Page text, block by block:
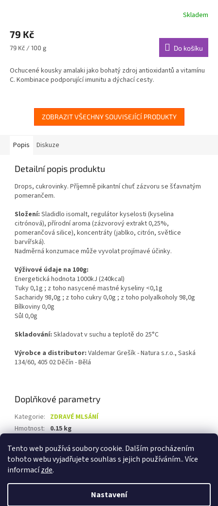
Tento web používá soubory cookie. Dalším procházením
tohoto webu vyjadřujete souhlas s jejich používáním.. Více
informacízde.
Nastavení
Skladem
79 Kč
Měrná
79 Kč / 100 g Do košíku
Ochucené kousky amalaki jako bohatý zdroj antioxidantů a vitamínu
C. Kombinace podporující imunitu a dýchací cesty.
ZOBRAZIT VŠECHNY SOUVISEJÍCÍ PRODUKTY
Popis Diskuze
Detailní popis produktu
Drops, cukrovinky. Příjemně pikantní chuť zázvoru se šťavnatým
pomerančem.
Složení: Sladidlo isomalt, regulátor kyselosti (kyselina
citrónová), přírodní aroma (zázvorový extrakt 0,25%,
pomerančová silice), koncentráty (jablko, citrón, světlice
barvířská).
Nadměrná konzumace může vyvolat projímavé účinky.
Výživové údaje na 100g:
Energetická hodnota 1000kJ (240kcal)
Tuky 0,1g ; z toho nasycené mastné kyseliny <0,1g
Sacharidy 98,0g ; z toho cukry 0,0g ; z toho polyalkoholy 98,0g
Bílkoviny 0,0g
Sůl 0,0g
Skladování: Skladovat v suchu a teplotě do 25°C
Výrobce a distributor: Valdemar Grešík - Natura s.r.o., Saská
134/60, 405 02 Děčín - Bělá
Doplňkové parametry
Kategorie: ZDRAVÉ MLSÁNÍ
Hmotnost: 0.15 kg